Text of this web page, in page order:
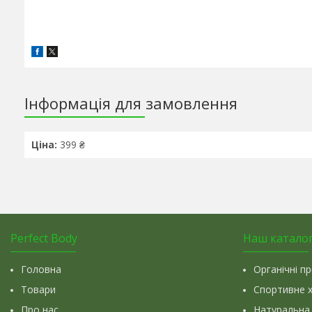
Інформація для замовлення
Ціна: 399 ₴
Perfect Body
Головна
Товари
Наш
Органічні
Спортивне